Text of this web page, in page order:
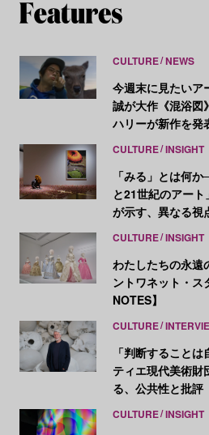
CULTURE NEWS
今週末に見たいア
誠が大作《混浴図
ハリーが新作を発
CULTURE INSIGHT
「みる」とは何
と21世紀のアー
が示す、異なる視
CULTURE INSIGHT
わたしたちの永
ントワネット・ス
NOTES】
CULTURE
「判断すること
ティエ現代美術財
る、公共性と批評
CULTURE INSIGHT